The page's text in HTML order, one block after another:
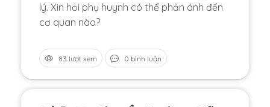
lý. Xin hỏi phụ huynh có thể phản ánh đến
cơ quan nào?
83 lượt xem 0 bình luận